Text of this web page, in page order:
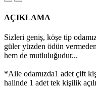
AÇIKLAMA
Sizleri geniş, köşe tip
güler yüzden ödün
hem de mutluluğudur...
*Aile odamızda1 adet çift
halinde 1 adet tek kişilik